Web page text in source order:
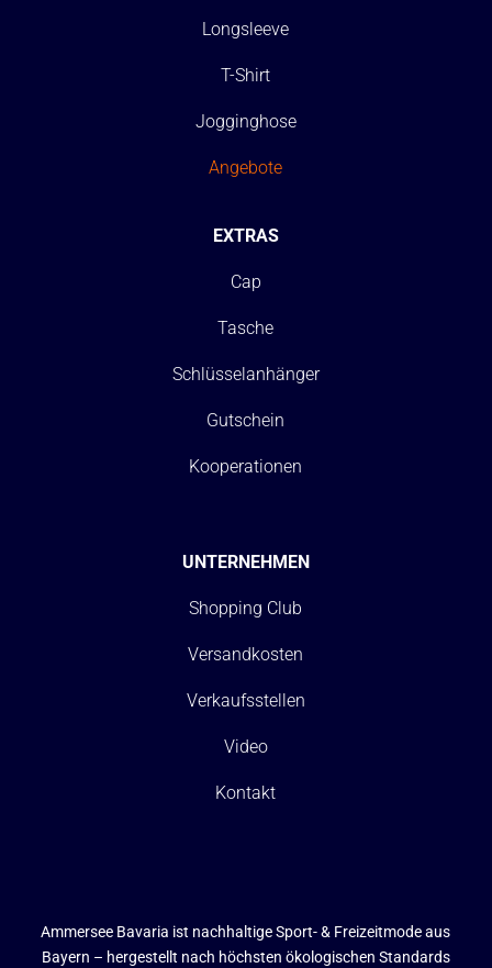
Longsleeve
T-Shirt
Jogginghose
Angebote
EXTRAS
Cap
Tasche
Schlüsselanhänger
Gutschein
Kooperationen
UNTERNEHMEN
Shopping Club
Versandkosten
Verkaufsstellen
Video
Kontakt
Ammersee Bavaria ist nachhaltige Sport- & Freizeitmode aus
Bayern – hergestellt nach höchsten ökologischen Standards